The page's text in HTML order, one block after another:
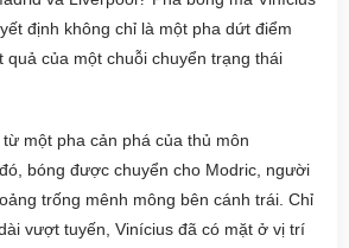
định không chỉ là một pha dứt điểm
của một chuỗi chuyển trạng thái
một pha cản phá của thủ môn
bóng được chuyển cho Modric, người
trống mênh mông bên cánh trái. Chỉ
vượt tuyến, Vinícius đã có mặt ở vị trí